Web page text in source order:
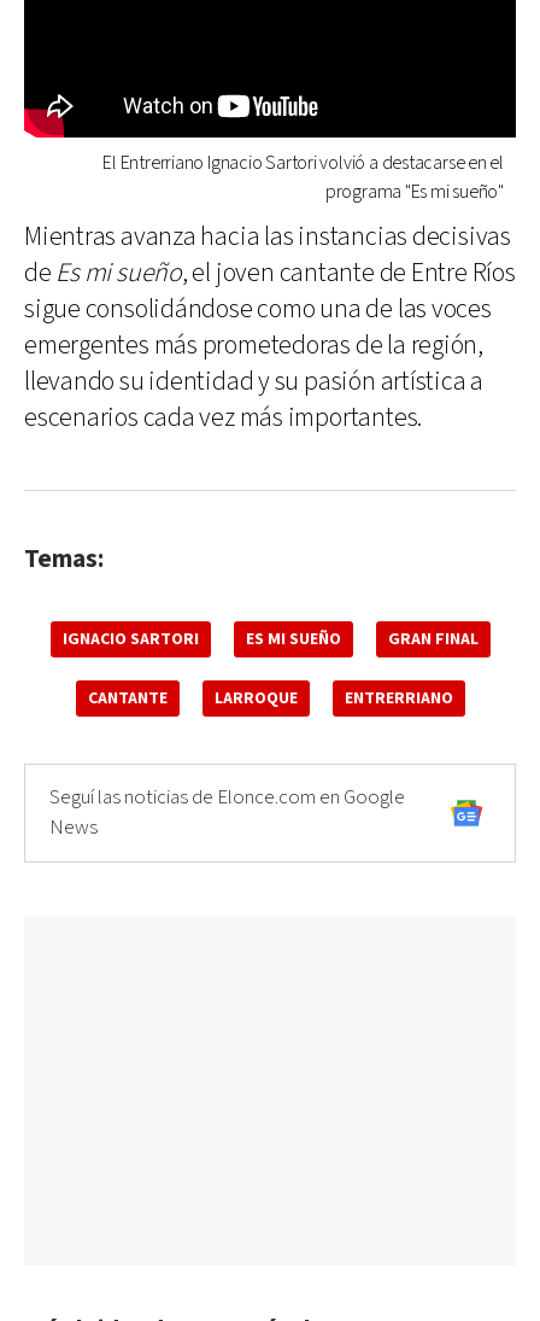
El Entrerriano Ignacio Sartori volvió a destacarse en el
programa "Es mi sueño"
Mientras avanza hacia las instancias decisivas
de Es mi sueño, el joven cantante de Entre Ríos
sigue consolidándose como una de las voces
emergentes más prometedoras de la región,
llevando su identidad y su pasión artística a
escenarios cada vez más importantes.
Temas:
IGNACIO SARTORI ES MI SUEÑO GRAN FINAL
CANTANTE LARROQUE ENTRERRIANO
Seguí las noticias de Elonce.com en Google
News